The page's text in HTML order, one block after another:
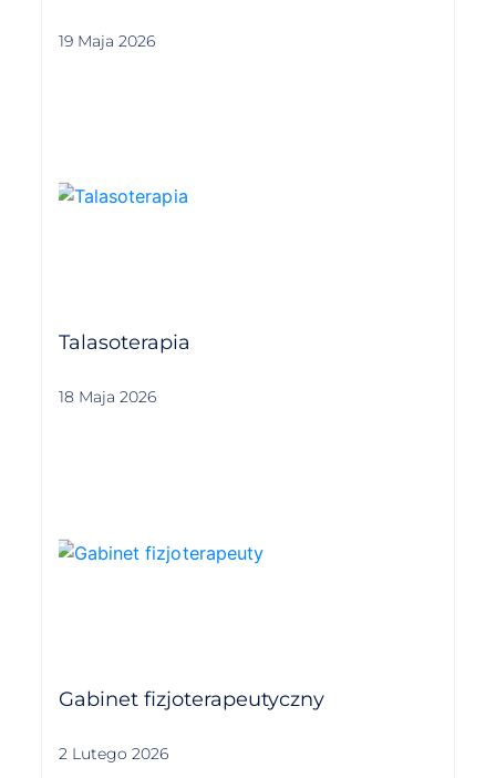
19 Maja 2026
Talasoterapia
18 Maja 2026
Gabinet fizjoterapeutyczny
2 Lutego 2026